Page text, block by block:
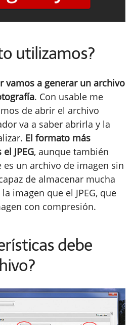
utilizamos?
vamos a generar un archivo
. Con usable me
de abrir el archivo
va a saber abrirla y la
El formato más
JPEG, aunque también
es un archivo de imagen sin
de almacenar mucha
imagen que el JPEG, que
con compresión.
debe